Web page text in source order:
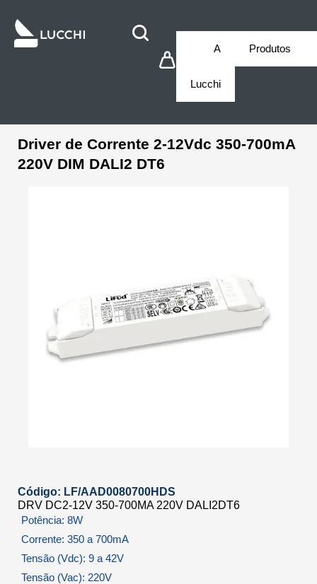
A
Lucchi
Produtos
Driver de Corrente 2-12Vdc 350-700mA
220V DIM DALI2 DT6
Código: LF/AAD0080700HDS
DRV DC2-12V 350-700MA 220V DALI2DT6
Potência: 8W
Corrente: 350 a 700mA
Tensão (Vdc): 9 a 42V
Tensão (Vac): 220V